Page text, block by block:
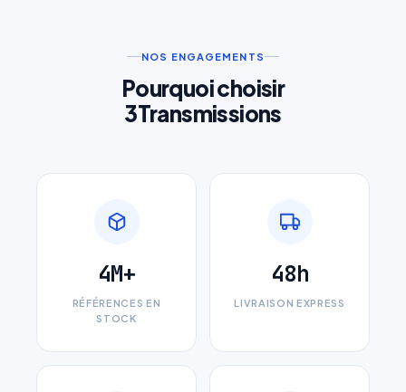
NOS ENGAGEMENTS
Pourquoi choisir
3Transmissions
4M+
RÉFÉRENCES EN
STOCK
48h
LIVRAISON EXPRESS
Demande de Devis Gratuit
Entreprise